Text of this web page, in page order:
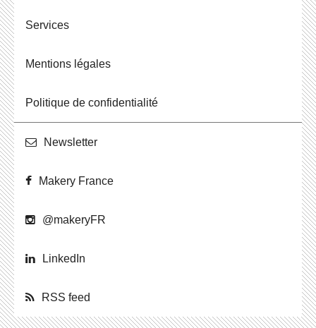
Ser­vices
Men­tions légales
Po­li­tique de confidentialité
News­let­ter
Makery France
@ma­ke­ryFR
Lin­ke­dIn
RSS feed